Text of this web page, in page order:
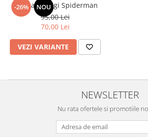
-26% NOU
Pijamale lungi Spiderman
95,00 Lei
70,00 Lei
VEZI VARIANTE
NEWSLETTER
Nu rata ofertele si promotiile